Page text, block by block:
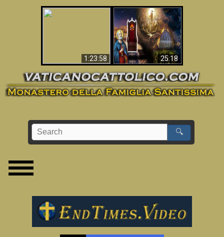
1:23:58 25:18
La Bibbia ha previsto
70 anni senza Papa?
🔍